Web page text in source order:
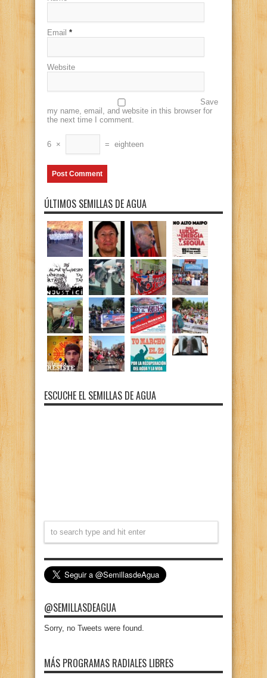
Email *
Website
Save
my name, email, and website in this browser for
the next time I comment.
6 × = eighteen
ÚLTIMOS SEMILLAS DE AGUA
ESCUCHE EL SEMILLAS DE AGUA
@SEMILLASDEAGUA
Sorry, no Tweets were found.
MÁS PROGRAMAS RADIALES LIBRES